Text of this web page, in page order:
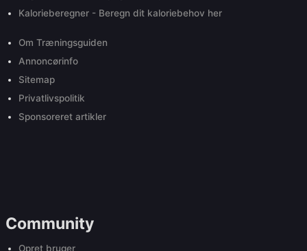
Kalorieberegner - Beregn dit kaloriebehov her
Om Træningsguiden
Annoncørinfo
Sitemap
Privatlivspolitik
Sponsoreret artikler
Community
Opret bruger